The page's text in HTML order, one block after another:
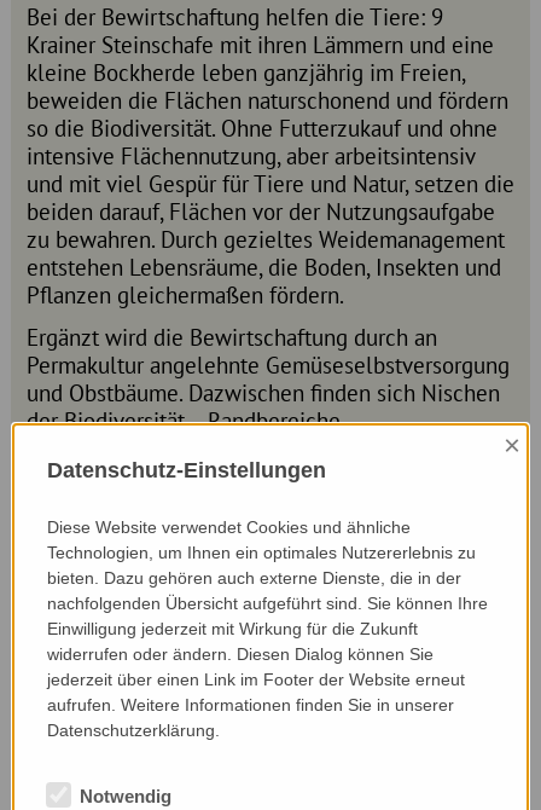
Bei der Bewirtschaftung helfen die Tiere: 9
Krainer Steinschafe mit ihren Lämmern und eine
kleine Bockherde leben ganzjährig im Freien,
beweiden die Flächen naturschonend und fördern
so die Biodiversität. Ohne Futterzukauf und ohne
intensive Flächennutzung, aber arbeitsintensiv
und mit viel Gespür für Tiere und Natur, setzen die
beiden darauf, Flächen vor der Nutzungsaufgabe
zu bewahren. Durch gezieltes Weidemanagement
entstehen Lebensräume, die Boden, Insekten und
Pflanzen gleichermaßen fördern.
Ergänzt wird die Bewirtschaftung durch an
Permakultur angelehnte Gemüseselbstversorgung
und Obstbäume. Dazwischen finden sich Nischen
der Biodiversität – Randbereiche,
Landschaftsstrukturen. Die Hanglage schafft
besonders vielfältig gedeiht. Außerdem betreiben
sie einen kleinen Weinbau, bewusst pestizidfrei
und auf PIWI-Sorten ausgerichtet. Auf dem Hof
finden sich so zahlreiche Wildtiere: Insekten,
Vögel, Uhus, Nattern, Gottesanbeterinnen – sogar
der Steirische Fanghaft wurde schon beobachtet.
Auch bei den Streuobstwiesen der Nachbarschaft
werden verborgene Ressourcen genutzt – vor
am Hof „vulgo Kopeinig“ in Handarbeit Most,
Datenschutz-Einstellungen
×
Diese Website verwendet Cookies und ähnliche
Technologien, um Ihnen ein optimales Nutzererlebnis zu
bieten. Dazu gehören auch externe Dienste, die in der
nachfolgenden Übersicht aufgeführt sind. Sie können Ihre
Einwilligung jederzeit mit Wirkung für die Zukunft
widerrufen oder ändern. Diesen Dialog können Sie
jederzeit über einen Link im Footer der Website erneut
aufrufen. Weitere Informationen finden Sie in unserer
Datenschutzerklärung.
Notwendig